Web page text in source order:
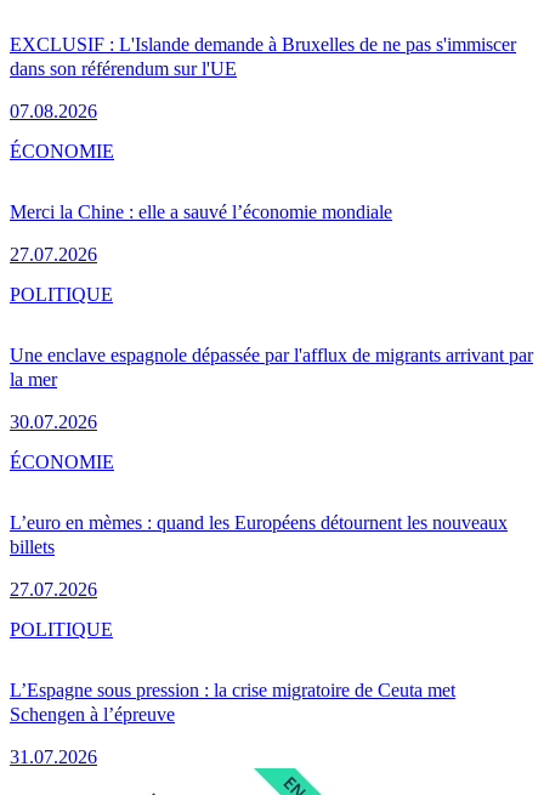
EXCLUSIF : L'Islande demande à Bruxelles de ne pas s'immiscer
dans son référendum sur l'UE
07.08.2026
Merci la Chine : elle a sauvé l’économie mondiale
27.07.2026
ÉCONOMIE
Une enclave espagnole dépassée par l'afflux de migrants arrivant par
la mer
30.07.2026
POLITIQUE
L’euro en mèmes : quand les Européens détournent les nouveaux
billets
27.07.2026
ÉCONOMIE
L’Espagne sous pression : la crise migratoire de Ceuta met
Schengen à l’épreuve
31.07.2026
POLITIQUE